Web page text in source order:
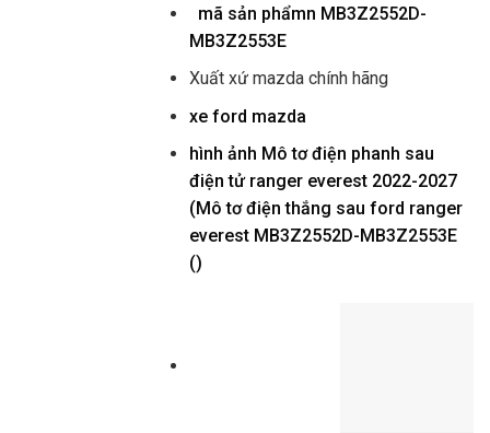
mã sản phẩmn MB3Z2552D-
MB3Z2553E
Xuất xứ mazda chính hãng
xe ford mazda
hình ảnh Mô tơ điện phanh sau
điện tử ranger everest 2022-2027
(Mô tơ điện thắng sau ford ranger
everest MB3Z2552D-MB3Z2553E
()